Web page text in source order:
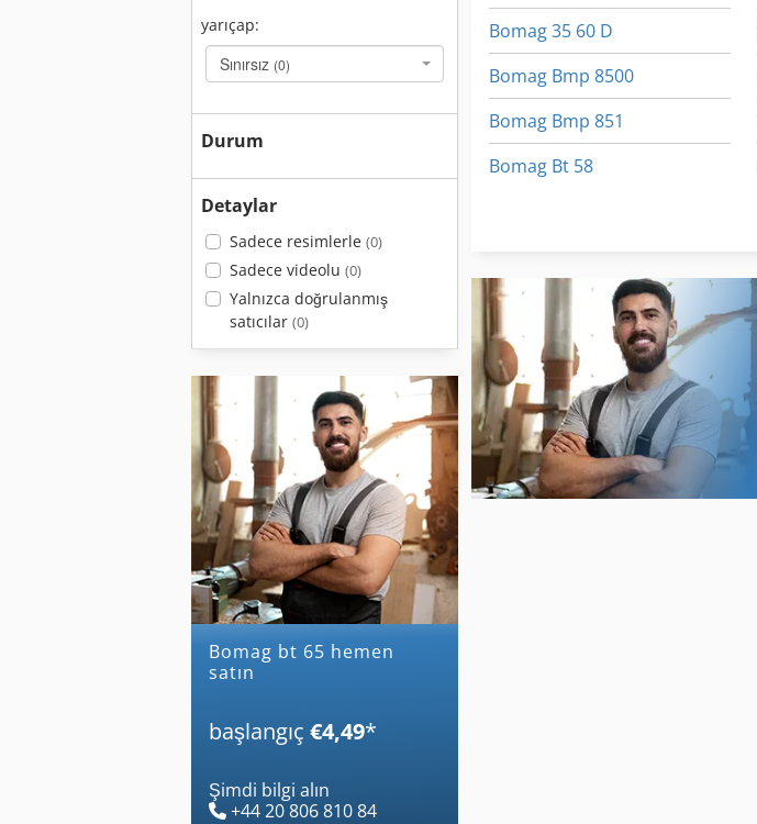
yarıçap:
Sınırsız (0)
Durum
Detaylar
Sadece resimlerle (0)
Sadece videolu (0)
Yalnızca doğrulanmış
satıcılar (0)
bomag bt 65 hemen
satın
başlangıç €4,49*
Şimdi bilgi alın
+44 20 806 810 84
Bomag 35 60 D
Bomag Bmp 8500
Bomag Bmp 851
Bomag Bt 58
Bomag Bw 100
Bomag Bw 120 Ad 5